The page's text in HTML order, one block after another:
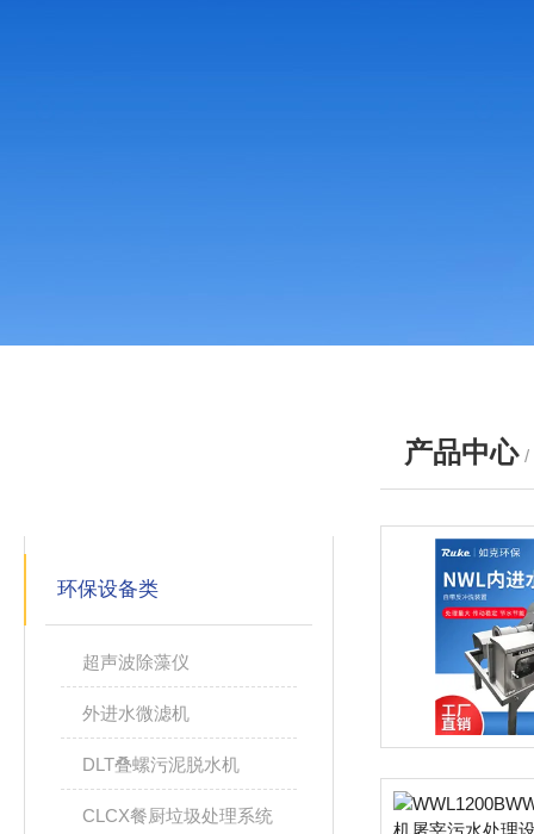
环保设备类
超声波除藻仪
外进水微滤机
DLT叠螺污泥脱水机
CLCX餐厨垃圾处理系统
产品中心 /